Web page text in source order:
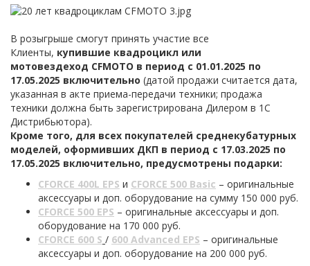
В розыгрыше смогут принять участие все
Клиенты, купившие квадроцикл или
мотовездеход CFMOTO в период с 01.01.2025 по
17.05.2025 включительно (датой продажи считается дата,
указанная в акте приема-передачи техники; продажа
техники должна быть зарегистрирована Дилером в 1С
Дистрибьютора).
Кроме того, для всех покупателей среднекубатурных
моделей, оформивших ДКП в период с 17.03.2025 по
17.05.2025 включительно, предусмотрены подарки:
CFORCE 400L EPS и CFORCE 500 Basic – оригинальные
аксессуары и доп. оборудование на сумму 150 000 руб.
CFORCE 500 EPS – оригинальные аксессуары и доп.
оборудование на 170 000 руб.
CFORCE 600 S / 600 Advanced EPS – оригинальные
аксессуары и доп. оборудование на 200 000 руб.